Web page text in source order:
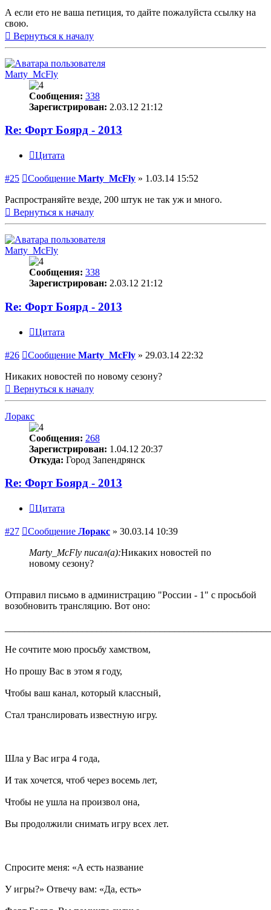
А если ето не ваша петиция, то дайте пожалуйста ссылку на
свою.
Вернуться к началу
Marty_McFly
Сообщения: 338
Зарегистрирован: 2.03.12 21:12
Re: Форт Боярд - 2013
Цитата
#25 Сообщение Marty_McFly » 1.03.14 15:52
Распространяйте везде, 200 штук не так уж и много.
Вернуться к началу
Marty_McFly
Сообщения: 338
Зарегистрирован: 2.03.12 21:12
Re: Форт Боярд - 2013
Цитата
#26 Сообщение Marty_McFly » 29.03.14 22:32
Никаких новостей по новому сезону?
Вернуться к началу
Лоракс
Сообщения: 268
Зарегистрирован: 1.04.12 20:37
Откуда: Город Запендрянск
Re: Форт Боярд - 2013
Цитата
#27 Сообщение Лоракс » 30.03.14 10:39
Marty_McFly писал(а):Никаких новостей по
новому сезону?
Отправил письмо в администрацию "России - 1" с просьбой
возобновить трансляцию. Вот оно:
Не сочтите мою просьбу хамством,
Но прошу Вас в этом я году,
Чтобы ваш канал, который классный,
Стал транслировать известную игру.
Шла у Вас игра 4 года,
И так хочется, чтоб через восемь лет,
Чтобы не ушла на произвол она,
Вы продолжили снимать игру всех лет.
Спросите меня: «А есть название
У игры?» Отвечу вам: «Да, есть»